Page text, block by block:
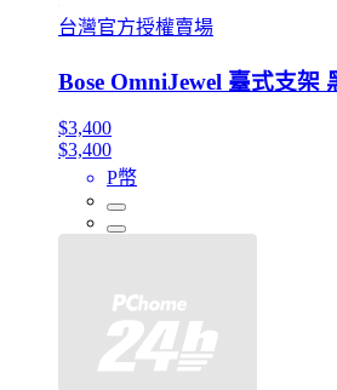
台灣官方授權賣場
Bose OmniJewel 臺式支架
$3,400
$3,400
P幣